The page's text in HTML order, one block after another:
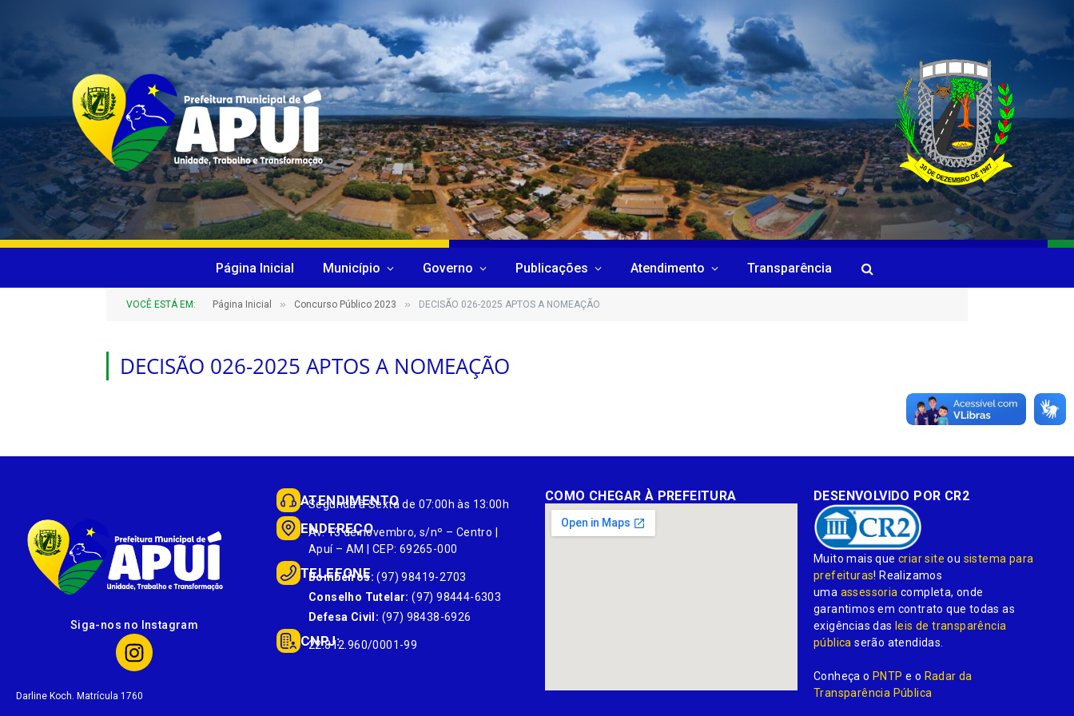
Página Inicial Município Governo Publicações Atendimento Transparência
VOCÊ ESTÁ EM: Página Inicial » Concurso Público 2023 » DECISÃO 026-2025 APTOS A NOMEAÇÃO
DECISÃO 026-2025 APTOS A NOMEAÇÃO
Siga-nos no Instagram
Darline Koch. Matrícula 1760
ATENDIMENTO
Segunda à Sexta de 07:00h às 13:00h
ENDEREÇO
Av. 13 de novembro, s/nº – Centro |
Apuí – AM | CEP: 69265-000
TELEFONE
Bombeiros: (97) 98419-2703
Conselho Tutelar: (97) 98444-6303
Defesa Civil: (97) 98438-6926
CNPJ:
22.812.960/0001-99
COMO CHEGAR À PREFEITURA DESENVOLVIDO POR CR2
Muito mais quecriar site ou sistema para
prefeituras! Realizamos
uma assessoria completa, onde
garantimos em contrato que todas as
exigências dasleis de transparência
pública serão atendidas.
Conheça oPNTP e o Radar da
Transparência Pública